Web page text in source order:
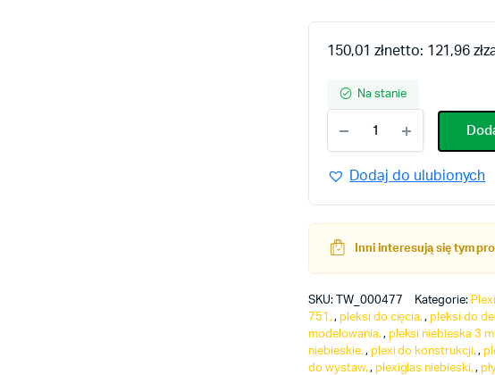
75,01 zł
450,02 zł
150,01 złnetto: 121,96zł
Na stanie
mm
Perspex
751
quantity
Dodaj do ulubionych
Inni interesują się tym
SKU: TW_000477 Kategorie:
751
, pleksi do cięcia ,pleksi do
modelowania , pleksi niebieska 3
niebieskie , plexi do konstrukcji ,
do wystaw , plexiglas niebieski ,